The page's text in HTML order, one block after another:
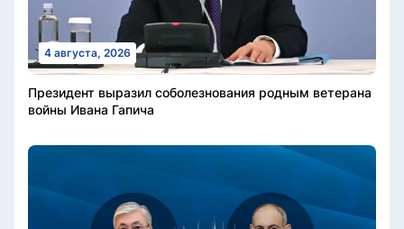
4 августа, 2026
Президент выразил соболезнования родным ветерана
войны Ивана Гапича